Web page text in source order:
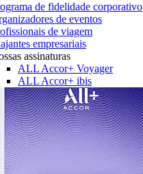
de fidelidade corporativo
de eventos
de viagem
empresariais
assinaturas
ALL Accor+ Voyager
ALL Accor+ ibis